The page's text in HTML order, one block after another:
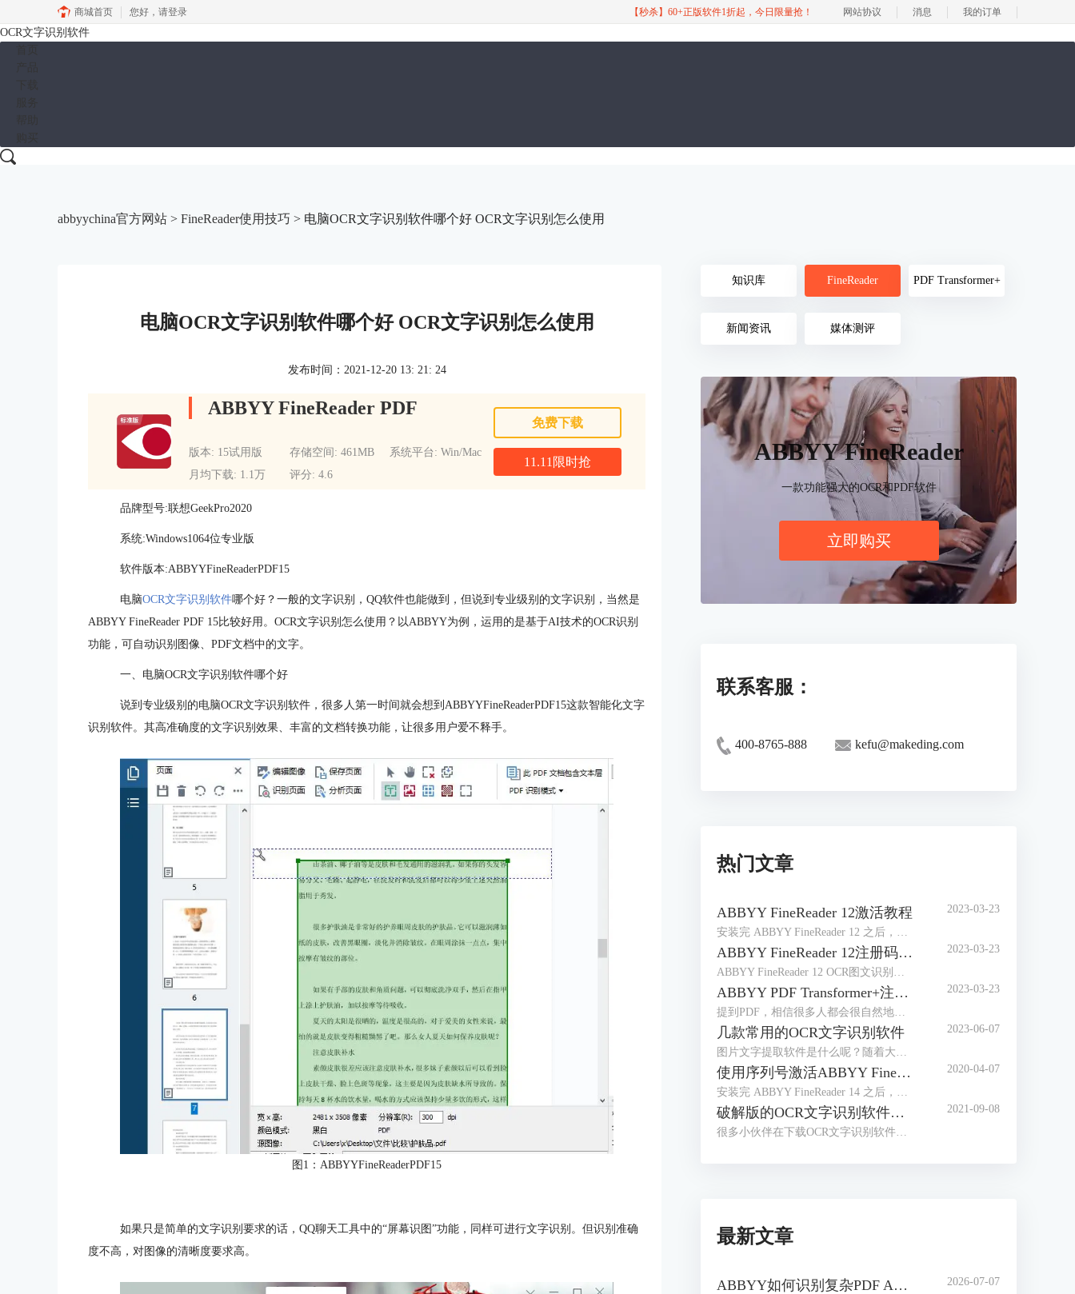
商城首页 您好， 请登录 【秒杀】60+正版软件1折起，今日限量抢！ 网站协议 消息 我的订单
OCR文字识别软件
abbyychina官方网站 > FineReader使用技巧 > 电脑OCR文字识别软件哪个好 OCR文字识别怎么使用
电脑OCR文字识别软件哪个好 OCR文字识别怎么使用
发布时间：2021-12-20 13: 21: 24
ABBYY FineReader PDF
版本: 15试用版 存储空间: 461MB
系统平台: Win/Mac
月均下载: 1.1万
评分: 4.6
免费下载
11.11限时抢
品牌型号:联想GeekPro2020
系统:Windows1064位专业版
软件版本:ABBYYFineReaderPDF15
电脑OCR文字识别软件哪个好？一般的文字识别，QQ软件也能做到，但说到专业级别的文字识别，当然是
ABBYY FineReader PDF 15比较好用。OCR文字识别怎么使用？以ABBYY为例，运用的是基于AI技术的OCR识别
功能，可自动识别图像、PDF文档中的文字。
一、电脑OCR文字识别软件哪个好
说到专业级别的电脑OCR文字识别软件，很多人第一时间就会想到ABBYYFineReaderPDF15这款智能化文字
识别软件。其高准确度的文字识别效果、丰富的文档转换功能，让很多用户爱不释手。
图1：ABBYYFineReaderPDF15
如果只是简单的文字识别要求的话，QQ聊天工具中的“屏幕识图”功能，同样可进行文字识别。但识别准确
度不高，对图像的清晰度要求高。
知识库 FineReader PDF Transformer+
新闻资讯 媒体测评
ABBYY FineReader
一款功能强大的OCR和PDF软件
立即购买
联系客服：
400-8765-888 kefu@makeding.com
热门文章
ABBYY FineReader 12激活教程 2023-03-23
ABBYY FineReader 12注册码-激活码-序列号地址 2023-03-23
ABBYY PDF Transformer+注册码-激活码-序列号地址 2023-03-23
几款常用的OCR文字识别软件 2023-06-07
使用序列号激活ABBYY FineReader 14 2020-04-07
破解版的OCR文字识别软件，带来了太多安全问题 2021-09-08
最新文章
ABBYY如何识别复杂PDF ABBYY如何识别竖排繁体 2026-07-07